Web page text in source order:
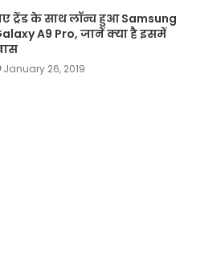
ट्रेंड के साथ लॉन्च हुआ Samsung
A9 Pro, जानें क्या है इसमें
January 26, 2019